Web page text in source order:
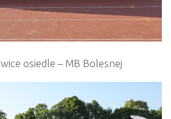
osiedle – MB Bolesnej